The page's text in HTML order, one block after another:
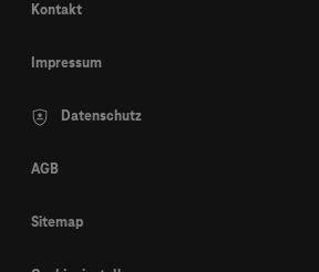
Kontakt
Impressum
Datenschutz
AGB
Sitemap